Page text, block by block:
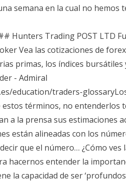
semana en la cual no hemos
Hunters Trading POST LTD
Vea las cotizaciones de
primas, los índices bursátiles
- Admiral
education/traders-
términos, no entenderlos
a la prensa sus estimaciones
están alineadas con los
que el número… ¿Cómo ves
hacernos entender la
la capacidad de ser